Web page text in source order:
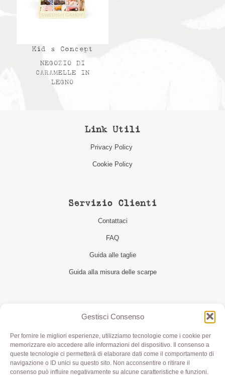
Gestisci Consenso
Per fornire le migliori esperienze, utilizziamo tecnologie come i cookie per
memorizzare e/o accedere alle informazioni del dispositivo. Il consenso a
queste tecnologie ci permetterà di elaborare dati come il comportamento di
navigazione o ID unici su questo sito. Non acconsentire o ritirare il
consenso può influire negativamente su alcune caratteristiche e funzioni.
Kid s Concept
NEGOZIO DI
CARAMELLE IN
LEGNO
Link Utili
Privacy Policy
Cookie Policy
Servizio Clienti
Contattaci
FAQ
Guida alle taglie
Guida alla misura delle scarpe
Seguici